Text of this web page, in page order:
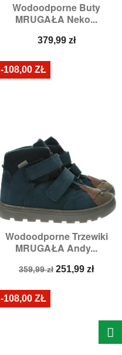
Wodoodporne Buty
MRUGAŁA Neko...
Cena
379,99 zł
Wodoodporne Trzewiki
MRUGAŁA Andy...
Cena
359,99 zł Cena
251,99 zł
-108,00 ZŁ
-108,00 ZŁ